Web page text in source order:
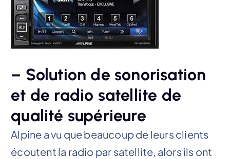
– Solution de sonorisation
et de radio satellite de
qualité supérieure
Alpine a vu que beaucoup de leurs clients
écoutent la radio par satellite, alors ils ont